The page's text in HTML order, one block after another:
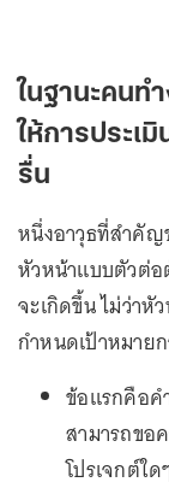
ในฐานะคนท
ให้การประเ
รื่น
หนึ่งอาวุธที่สำคัญ
หัวหน้าแบบตัวต่อ
จะเกิดขึ้น ไม่ว่าหั
กำหนดเป้าหมาย
ข้อแรกคือค
สามารถขอ
โปรเจกต์ใ